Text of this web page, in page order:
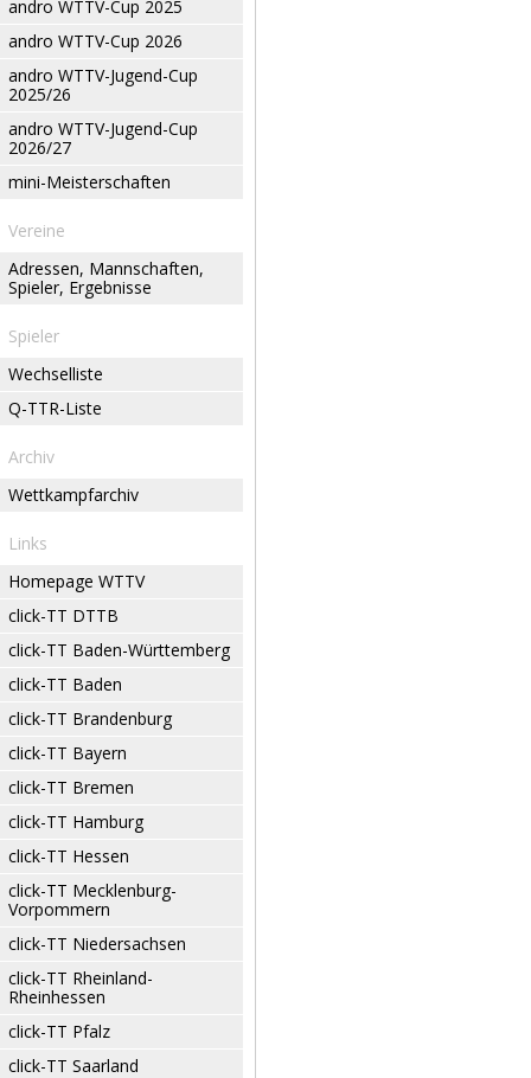
andro WTTV-Cup 2025
andro WTTV-Cup 2026
andro WTTV-Jugend-Cup
2025/26
andro WTTV-Jugend-Cup
2026/27
mini-Meisterschaften
Vereine
Adressen, Mannschaften,
Spieler, Ergebnisse
Spieler
Wechselliste
Q-TTR-Liste
Archiv
Wettkampfarchiv
Links
Homepage WTTV
click-TT DTTB
click-TT Baden-Württemberg
click-TT Baden
click-TT Brandenburg
click-TT Bayern
click-TT Bremen
click-TT Hamburg
click-TT Hessen
click-TT Mecklenburg-
Vorpommern
click-TT Niedersachsen
click-TT Rheinland-
Rheinhessen
click-TT Pfalz
click-TT Saarland